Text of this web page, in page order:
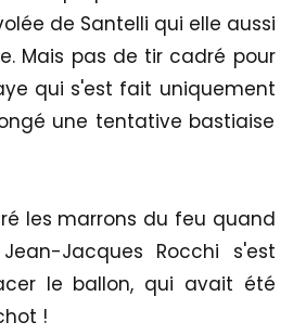
de Santelli qui elle aussi
Mais pas de tir cadré pour
qui s'est fait uniquement
une tentative bastiaise
les marrons du feu quand
Jacques Rocchi s'est
le ballon, qui avait été
!